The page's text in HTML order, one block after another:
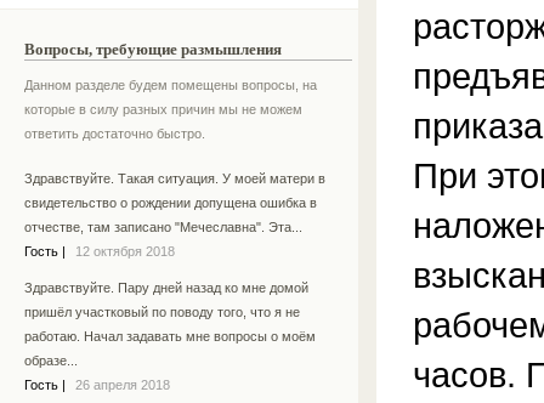
Вопросы, требующие размышления
Данном разделе будем помещены вопросы, на
которые в силу разных причин мы не можем
ответить достаточно быстро.
Здравствуйте. Такая ситуация. У моей матери в
свидетельство о рождении допущена ошибка в
отчестве, там записано "Мечеславна". Эта...
Гость
12 октября 2018
Здравствуйте. Пару дней назад ко мне домой
пришёл участковый по поводу того, что я не
работаю. Начал задавать мне вопросы о моём
образе...
Гость
26 апреля 2018
При
часов.